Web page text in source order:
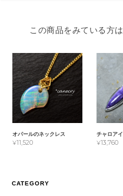
この商品をみている方
オパールのネックレス
¥11,520
チャロア
¥13,760
CATEGORY